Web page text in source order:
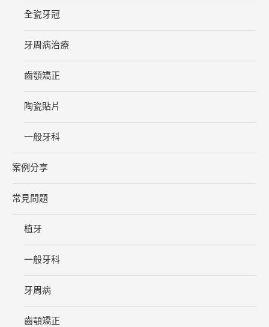
全瓷牙冠
牙周病治療
齒顎矯正
陶瓷貼片
一般牙科
案例分享
常見問題
植牙
一般牙科
牙周病
齒顎矯正